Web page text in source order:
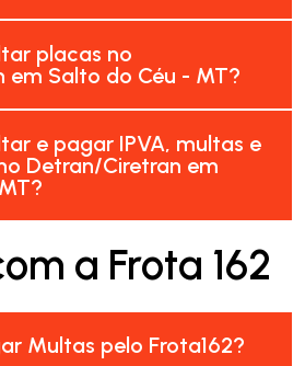
placas no
em Salto do Céu - MT?
e pagar IPVA, multas e
Detran/Ciretran em
a Frota 162
Multas pelo Frota162?